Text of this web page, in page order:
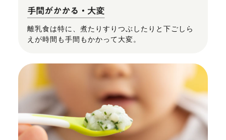
離乳食は特に、煮たりすりつぶしたりと下ごしら
えが時間も手間もかかって大変。